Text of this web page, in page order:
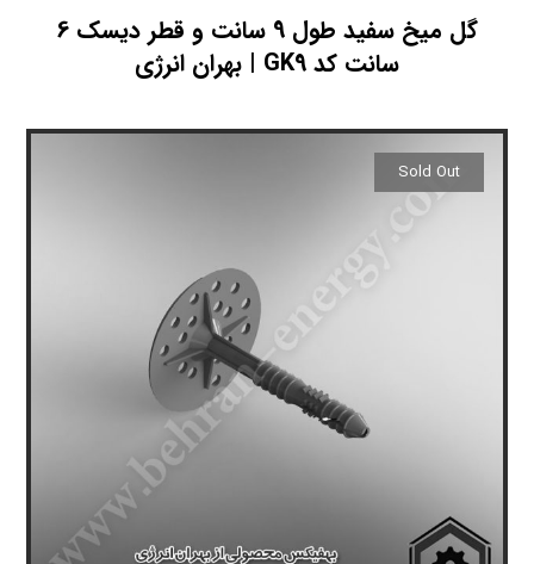
گل میخ سفید طول 9 سانت و قطر دیسک 6
سانت کد GK9 | بهران انرژی
Sold Out